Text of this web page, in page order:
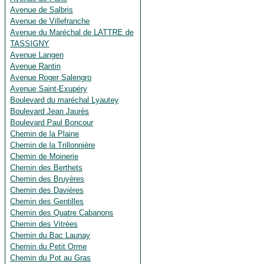
Avenue de Salbris
Avenue de Villefranche
Avenue du Maréchal de LATTRE de
TASSIGNY
Avenue Langen
Avenue Rantin
Avenue Roger Salengro
Avenue Saint-Exupéry
Boulevard du maréchal Lyautey
Boulevard Jean Jaurès
Boulevard Paul Boncour
Chemin de la Plaine
Chemin de la Trillonnière
Chemin de Moinerie
Chemin des Berthets
Chemin des Bruyères
Chemin des Davières
Chemin des Gentilles
Chemin des Quatre Cabanons
Chemin des Vitrées
Chemin du Bac Launay
Chemin du Petit Orme
Chemin du Pot au Gras